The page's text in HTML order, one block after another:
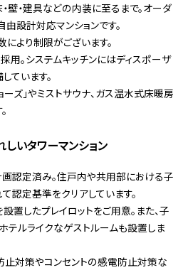
壁・建具などの内装に至るまで。オーダ
設計対応マンションです。
より制限がございます。
用。システムキッチンにはディスポーザ
ています。
ズ」やミストサウナ、ガス温水式床暖房
いタワーマンション
認定済み。住戸内や共用部における子
認定基準をクリアしています。
置したプレイロットをご用意。また、子
テルライクなゲストルームも設置しま
対策やコンセントの感電防止対策な